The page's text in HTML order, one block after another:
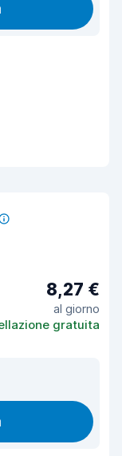
8,27 €
al giorno
gratuita